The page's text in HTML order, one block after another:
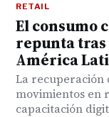
RETAIL
El consumo
repunta tras
América
La recuperación
movimientos en
capacitación